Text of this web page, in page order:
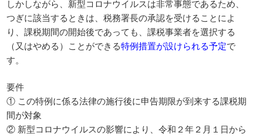
しかしながら、新型コロナウイルスは非常事態であるため、
つぎに該当するときは、税務署長の承認を受けることによ
り、課税期間の開始後であっても、課税事業者を選択する
（又はやめる）ことができる特例措置が設けられる予定で
す。
要件
① この特例に係る法律の施行後に申告期限が到来する課税期
間が対象
② 新型コロナウイルスの影響により、令和２年２月１日から